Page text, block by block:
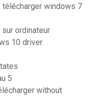
windows 7
ordinateur
10 driver
5
without